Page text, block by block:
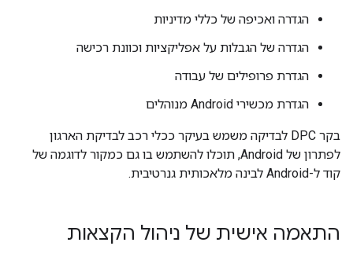
הגדרה ואכיפה של כללי מדיניות
הגדרה של הגבלות על אפליקציות וכוונת רכישה
הגדרת פרופילים של עבודה
הגדרת מכשירי Android מנוהלים
בקר DPC לבדיקה משמש בעיקר ככלי רכב לבדיקת הארגון
לפתרון של Android, תוכלו להשתמש בו גם כמקור לדוגמה של
קוד ל-Android לבינה מלאכותית גנרטיבית.
התאמה אישית של ניהול הקצאות